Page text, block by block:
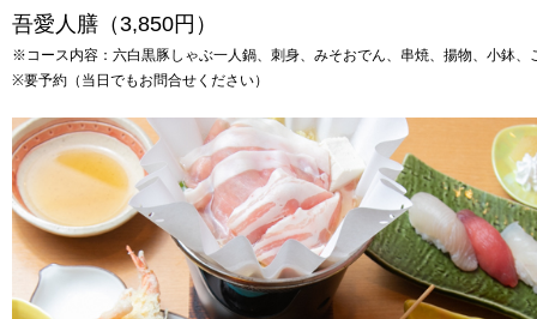
吾愛人膳（3,850円）
※コース内容：六白黒豚しゃぶ一人鍋、刺身、みそおでん、串焼、揚物、小鉢、
※要予約（当日でもお問合せください）